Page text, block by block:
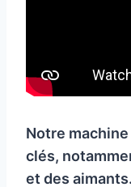
Notre
clés,
et des aimants.